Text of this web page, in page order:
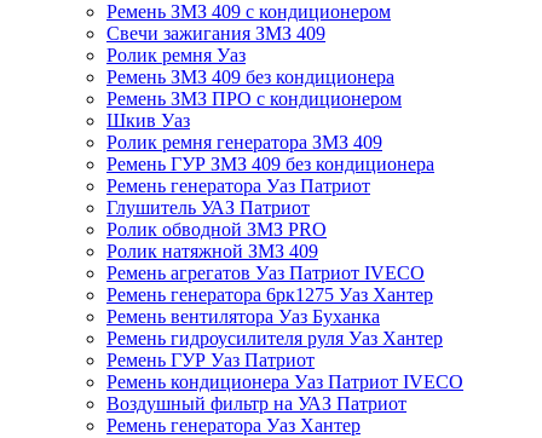
Ремень ЗМЗ 409 с кондиционером
Свечи зажигания ЗМЗ 409
Ролик ремня Уаз
Ремень ЗМЗ 409 без кондиционера
Ремень ЗМЗ ПРО с кондиционером
Шкив Уаз
Ролик ремня генератора ЗМЗ 409
Ремень ГУР ЗМЗ 409 без кондиционера
Ремень генератора Уаз Патриот
Глушитель УАЗ Патриот
Ролик обводной ЗМЗ PRO
Ролик натяжной ЗМЗ 409
Ремень агрегатов Уаз Патриот IVECO
Ремень генератора 6рк1275 Уаз Хантер
Ремень вентилятора Уаз Буханка
Ремень гидроусилителя руля Уаз Хантер
Ремень ГУР Уаз Патриот
Ремень кондиционера Уаз Патриот IVECO
Воздушный фильтр на УАЗ Патриот
Ремень генератора Уаз Хантер